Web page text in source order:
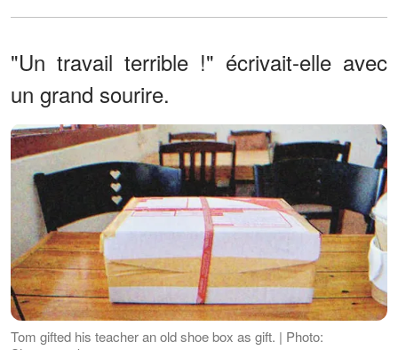
"Un travail terrible !" écrivait-elle avec
un grand sourire.
Tom gifted his teacher an old shoe box as gift. | Photo: